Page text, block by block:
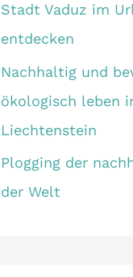
Stadt Vaduz im
entdecken
Nachhaltig und
ökologisch leben
Liechtenstein
Plogging der
der Welt